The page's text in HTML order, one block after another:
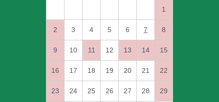
1
2 3 4 5 6 7 8
9 10 11 12 13 14 15
16 17 18 19 20 21 22
23 24 25 26 27 28 29